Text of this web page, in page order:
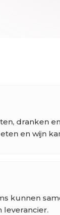
dranken
en wijn
kunnen
leverancier.